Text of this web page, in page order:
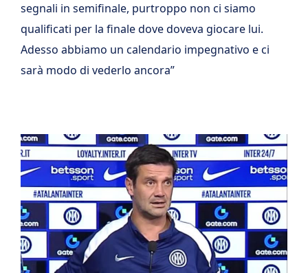
segnali in semifinale, purtroppo non ci siamo
qualificati per la finale dove doveva giocare lui.
Adesso abbiamo un calendario impegnativo e ci
sarà modo di vederlo ancora”